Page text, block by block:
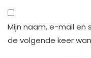
Mijn naam, e-mail en
de volgende keer